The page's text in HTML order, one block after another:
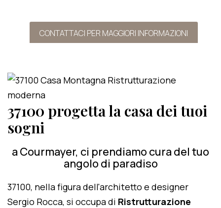
CONTATTACI PER MAGGIORI INFORMAZIONI
37100 progetta la casa dei tuoi
sogni
a Courmayer, ci prendiamo cura del tuo
angolo di paradiso
37100, nella figura dell'architetto e designer
Sergio Rocca, si occupa di Ristrutturazione